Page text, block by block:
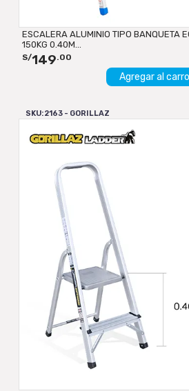
ESCALERA ALUMINIO TIPO BANQUETA
150KG 0.40M...
S/149.00
Agregar al carro
SKU: 2163 - GORILLAZ